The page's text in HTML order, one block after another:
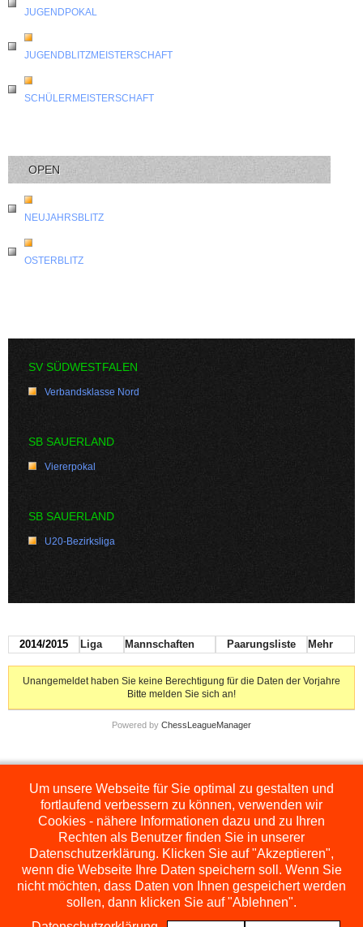
JUGENDPOKAL
JUGENDBLITZMEISTERSCHAFT
SCHÜLERMEISTERSCHAFT
OPEN
NEUJAHRSBLITZ
OSTERBLITZ
SV SÜDWESTFALEN
Verbandsklasse Nord
SB SAUERLAND
Viererpokal
SB SAUERLAND
U20-Bezirksliga
2014/2015 Liga Mannschaften Paarungsliste Mehr
Unangemeldet haben Sie keine Berechtigung für die Daten der Vorjahre
Bitte melden Sie sich an!
Powered by ChessLeagueManager
Die hier dargestellten Ligen werden extern angezeigt und befinden sich im
Orginal aufhttp://www.schachbezirksauerland.de/635/2/index.php
Um unsere Webseite für Sie optimal zu gestalten und
fortlaufend verbessern zu können, verwenden wir
Cookies - nähere Informationen dazu und zu Ihren
Rechten als Benutzer finden Sie in unserer
Datenschutzerklärung. Klicken Sie auf "Akzeptieren",
wenn die Webseite Ihre Daten speichern soll. Wenn Sie
nicht möchten, dass Daten von Ihnen gespeichert werden
sollen, dann klicken Sie auf "Ablehnen".